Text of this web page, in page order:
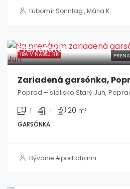
Ľubomír Sonntag , Mária Kasenčáková, MBA, RSc.
IBA V NAŠEJ RK
Prenajaté
Zariadená garsónka,
Poprad – sídlisko Starý Juh,
1 1 20 m²
GARSÓNKA
Bývanie #podtatrami